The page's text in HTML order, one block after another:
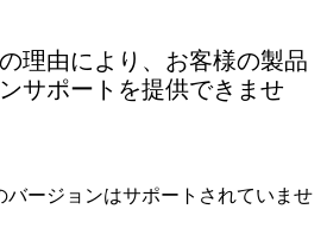
理由により、お客様の製品
サポートを提供できませ
バージョンはサポートされていませ